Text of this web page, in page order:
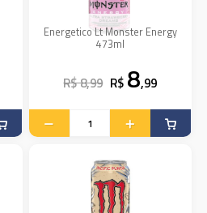
Energetico Lt Monster Energy
473ml
R$ 8,99 R$ 8,99